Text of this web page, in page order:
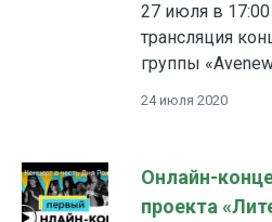
27 июля в 17:00
трансляция
группы
24 июля 2020
Онлайн-
проекта